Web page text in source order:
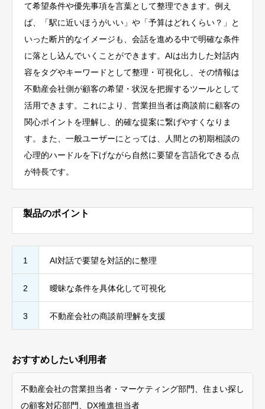
て希望条件や優先事項を言葉として整理できます。例え
ば、「駅に近いほうがいい」や「予算はどれくらい？」と
いった断片的なイメージも、会話を進める中で明確な条件
に落とし込んでいくことができます。AIは出力した対話内
容をタグやキーワードとして整理・可視化し、その情報は
不動産会社側が顧客の希望・状況を把握するツールとして
活用できます。これにより、営業担当者は商談前に顧客の
関心ポイントを理解し、的確な提案に繋げやすくなりま
す。また、一般ユーザーにとっては、人間との初期相談の
心理的ハードルを下げながら自然に要望を言語化できる点
が特長です。
製品のポイント
1 AI対話で要望を対話的に整理
2 曖昧な条件を具体化して可視化
3 不動産会社の商談前理解を支援
おすすめしたい利用者
不動産会社の営業担当者・マーケティング部門、住まい探し
の顧客対応部門、DX推進担当者